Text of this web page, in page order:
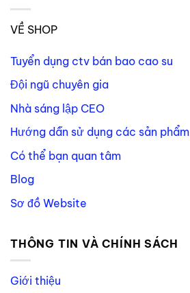
VỀ SHOP
Tuyển dụng ctv bán bao cao su
Đội ngũ chuyên gia
Nhà sáng lập CEO
Hướng dẫn sử dụng các sản phẩm
Có thể bạn quan tâm
Blog
Sơ đồ Website
THÔNG TIN VÀ CHÍNH SÁCH
Giới thiệu